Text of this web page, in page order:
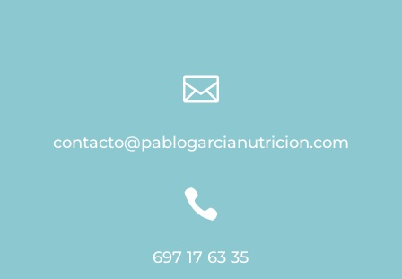

contacto@pablogarcianutricion.com

697 17 63 35